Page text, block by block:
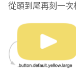
從頭到尾再刻一次